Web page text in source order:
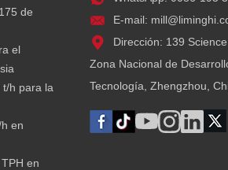
de
el
h para la
en
en
E-mail:
Dirección: 139 Science
Zona Nacional de
Tecnología, Zhengzhou,